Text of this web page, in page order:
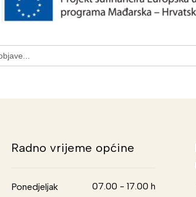
Radno vrijeme općine
Ponedjeljak 07.00 - 17.00 h